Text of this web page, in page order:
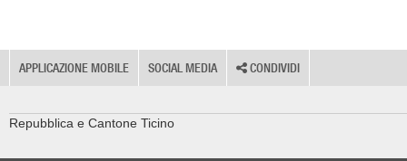
APPLICAZIONE MOBILE SOCIAL MEDIA CONDIVIDI
Repubblica e Cantone Ticino